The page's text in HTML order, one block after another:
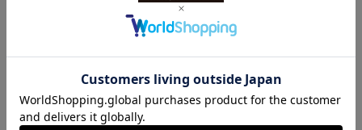
時計専門誌「パワーウオッチ」を筆頭に「ロービー
ト」、「タイムギア」などの時計雑誌を次々に生み出
クラウドファンディングサイト「WATCH Makers」を
開設。さらには、アンティークウオッチのテイストを
再現した自身の時計ブランド「OUTLINE（アウトライ